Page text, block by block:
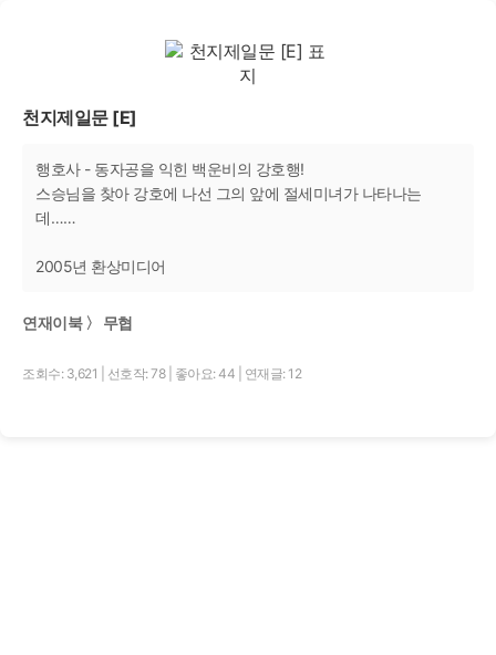
천지제일문 [E]
행호사 - 동자공을 익힌 백운비의 강호행!
스승님을 찾아 강호에 나선 그의 앞에 절세미녀가 나타나는
데……
2005년 환상미디어
연재이북 〉 무협
조회수: 3,621 선호작: 78 좋아요: 44 연재글: 12